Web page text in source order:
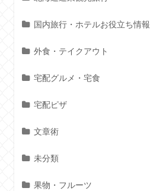
国内旅行・ホテルお役立ち情報
外食・テイクアウト
宅配グルメ・宅食
宅配ピザ
文章術
未分類
果物・フルーツ